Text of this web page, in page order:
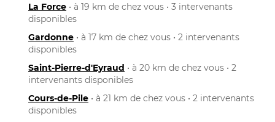
La Force • à 19 km de chez vous • 3 intervenants
disponibles
Gardonne • à 17 km de chez vous • 2 intervenants
disponibles
Saint-Pierre-d'Eyraud • à 20 km de chez vous • 2
intervenants disponibles
Cours-de-Pile • à 21 km de chez vous • 2 intervenants
disponibles